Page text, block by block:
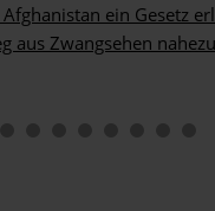
ein Gesetz
aus Zwangsehen